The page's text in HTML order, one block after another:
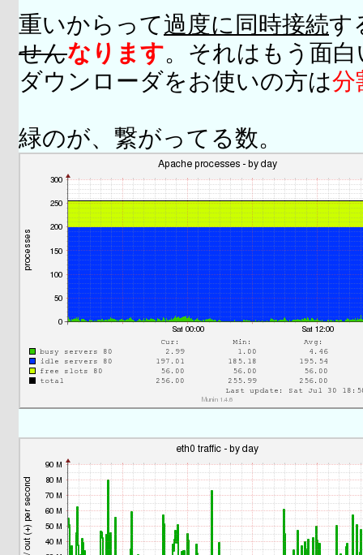
重いからって過度に同時接続す
せんなります。それはもう面
ダウンローダをお使いの方は分
緑のが、繋がってる数。